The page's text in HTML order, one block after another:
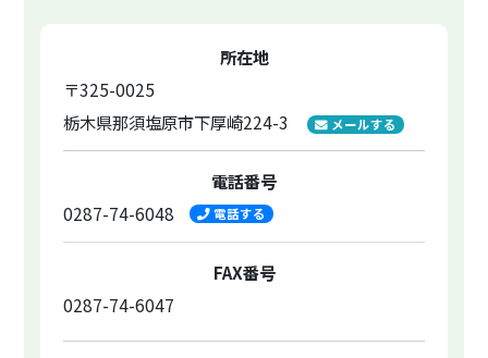
所在地
〒325-0025
栃木県那須塩原市下厚崎224-3
メールする
電話番号
0287-74-6048
電話する
FAX番号
0287-74-6047